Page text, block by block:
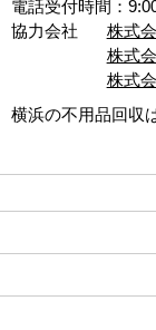
電話受付時間：
協力会社
株式
株式
株式
横浜の不用品回収